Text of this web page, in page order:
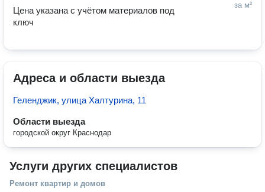
за м²
Цена указана с учётом материалов под
ключ
Адреса и области выезда
Геленджик, улица Халтурина, 11
Области выезда
городской округ Краснодар
Услуги других специалистов
Ремонт квартир и домов